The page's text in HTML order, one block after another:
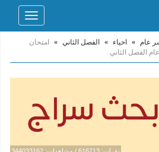
Toggle
عام » احياء » الفصل الثاني »
امتحان
الفصل الثاني